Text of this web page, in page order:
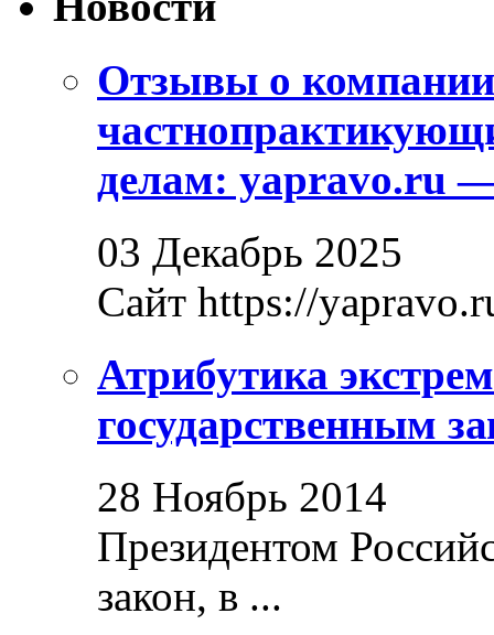
Отзывы о
делам: yapravo.ru
03 Декабрь 2025
Сайт https://
Атрибутика
государственным
28 Ноябрь 2014
Президентом
закон, в ...